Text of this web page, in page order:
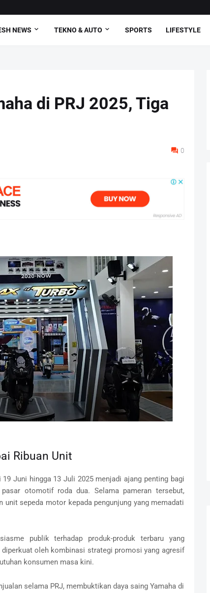
NEWS TEKNO & AUTO SPORTS LIFESTYLE
di PRJ 2025, Tiga
0
Ribuan Unit
Juni hingga 13 Juli 2025 menjadi ajang penting bagi
otomotif roda dua. Selama pameran tersebut,
unit sepeda motor kepada pengunjung yang memadati
publik terhadap produk-produk terbaru yang
oleh kombinasi strategi promosi yang agresif
konsumen masa kini.
selama PRJ, membuktikan daya saing Yamaha di